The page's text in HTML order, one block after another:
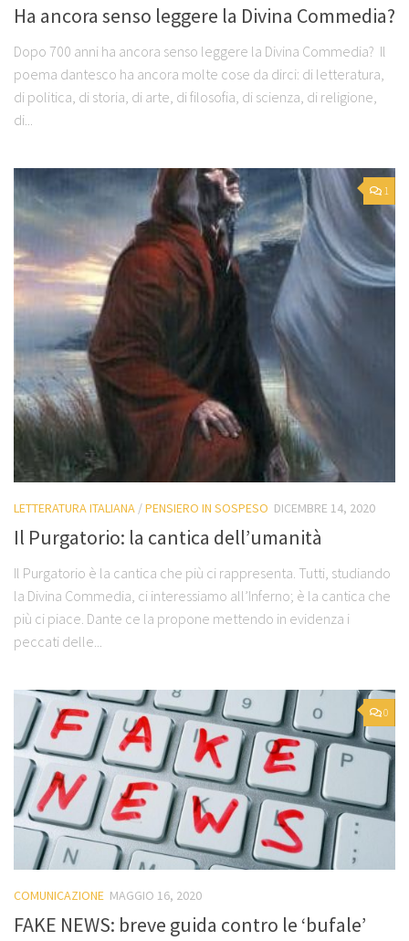
Ha ancora senso leggere la Divina Commedia?
Dopo 700 anni ha ancora senso leggere la Divina Commedia? Il
poema dantesco ha ancora molte cose da dirci: di letteratura,
di politica, di storia, di arte, di filosofia, di scienza, di religione,
di...
1
LETTERATURA ITALIANA /PENSIERO IN SOSPESO DICEMBRE 14, 2020
Il Purgatorio: la cantica dell’umanità
Il Purgatorio è la cantica che più ci rappresenta. Tutti, studiando
la Divina Commedia, ci interessiamo all’Inferno; è la cantica che
più ci piace. Dante ce la propone mettendo in evidenza i
peccati delle...
0
COMUNICAZIONE MAGGIO 16, 2020
FAKE NEWS: breve guida contro le ‘bufale’